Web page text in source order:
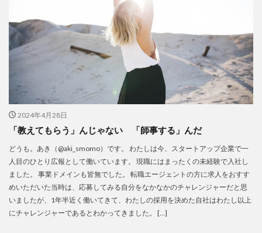
2024年4月28日
「教えてもらう」んじゃない 「師事する」んだ
どうも。あき（@aki_smomo）です。 わたしは今、スタートアップ企業で一
人目のひとり広報として働いています。 現職にはまったくの未経験で入社し
ました。 事業ドメインも皆無でした。 転職エージェントの方に求人をおすす
めいただいた当時は、応募してみる自分をなかなかのチャレンジャーだと思
いましたが、1年半近く働いてきて、わたしの採用を決めた自社はわたし以上
にチャレンジャーであるとわかってきました。 […]